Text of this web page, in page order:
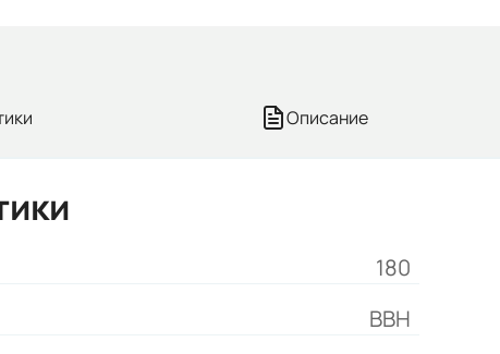
Описание
180
ВВН